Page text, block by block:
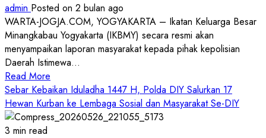
Serentak
di
Berbagai
Rumah
Ibadah
admin Posted on 2 bulan ago
WARTA-JOGJA.COM, YOGYAKARTA – Ikatan Keluarga Besar
Minangkabau Yogyakarta (IKBMY) secara resmi akan
menyampaikan laporan masyarakat kepada pihak kepolisian
Daerah Istimewa...
Read More
more
about
Ikatan
Sebar Kebaikan Iduladha 1447 H, Polda DIY Salurkan 17
Hewan Kurban ke Lembaga Sosial dan Masyarakat Se-DIY
3 min read